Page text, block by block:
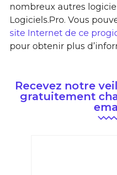
nombreux autres
Logiciels.Pro. Vous
site Internet de ce
pour obtenir plus
Recevez notre
gratuitement